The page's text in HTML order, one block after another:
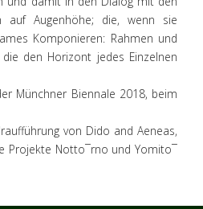
auf Augenhöhe; die, wenn sie
Komponieren: Rahmen und
den Horizont jedes Einzelnen
Münchner Biennale 2018, beim
von Dido and Aeneas,
Projekte Notto¯rno und Yomito¯